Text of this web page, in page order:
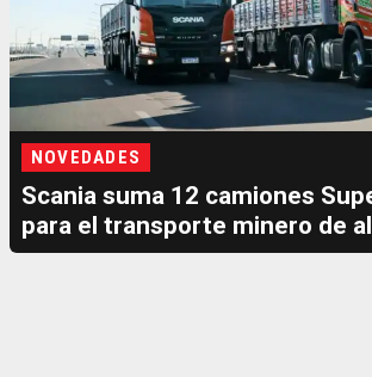
NOVEDADES
Scania suma 12 camiones
para el transporte minero de